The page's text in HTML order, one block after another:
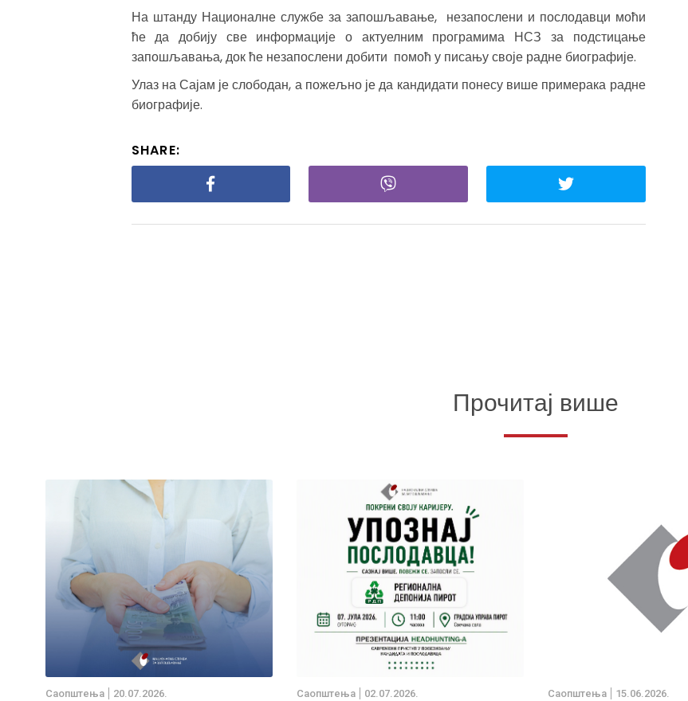
На штанду Националне службе за запошљавање, незапослени и послодавци моћи
ће да добију све информације о актуелним програмима НСЗ за подстицање
запошљавања, док ће незапослени добити помоћ у писању своје радне биографије.
Улаз на Сајам је слободан, а пожељно је да кандидати понесу више примерака радне
биографије.
SHARE:
Прочитај више
Саопштења 20.07.2026. Саопштења 02.07.2026. Саопштења 15.06.2026.